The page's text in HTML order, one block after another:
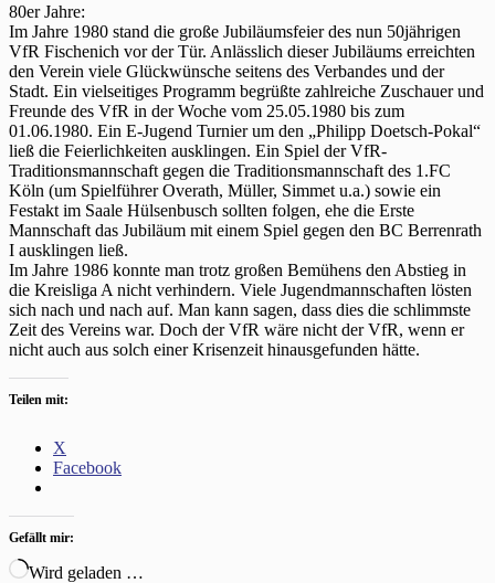
80er Jahre:
Im Jahre 1980 stand die große Jubiläumsfeier des nun 50jährigen
VfR Fischenich vor der Tür. Anlässlich dieser Jubiläums erreichten
den Verein viele Glückwünsche seitens des Verbandes und der
Stadt. Ein vielseitiges Programm begrüßte zahlreiche Zuschauer und
Freunde des VfR in der Woche vom 25.05.1980 bis zum
01.06.1980. Ein E-Jugend Turnier um den „Philipp Doetsch-Pokal“
ließ die Feierlichkeiten ausklingen. Ein Spiel der VfR-
Traditionsmannschaft gegen die Traditionsmannschaft des 1.FC
Köln (um Spielführer Overath, Müller, Simmet u.a.) sowie ein
Festakt im Saale Hülsenbusch sollten folgen, ehe die Erste
Mannschaft das Jubiläum mit einem Spiel gegen den BC Berrenrath
I ausklingen ließ.
Im Jahre 1986 konnte man trotz großen Bemühens den Abstieg in
die Kreisliga A nicht verhindern. Viele Jugendmannschaften lösten
sich nach und nach auf. Man kann sagen, dass dies die schlimmste
Zeit des Vereins war. Doch der VfR wäre nicht der VfR, wenn er
nicht auch aus solch einer Krisenzeit hinausgefunden hätte.
Teilen mit:
X
Facebook
Gefällt mir:
Wird geladen …